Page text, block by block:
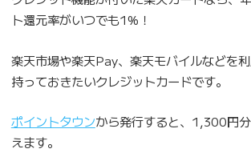
ト還元率がいつでも1%！
楽天市場や楽天Pay、楽天モバイルなどを
持っておきたいクレジットカードです。
ポイントタウンから発行すると、1,300円
えます。